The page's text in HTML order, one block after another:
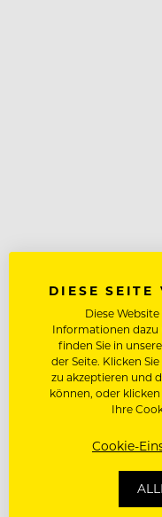
DIESE SEITE
Diese
Informationen dazu
finden Sie in
der Seite. Klicken
zu akzeptieren und
können, oder
Ihre
Cookie-